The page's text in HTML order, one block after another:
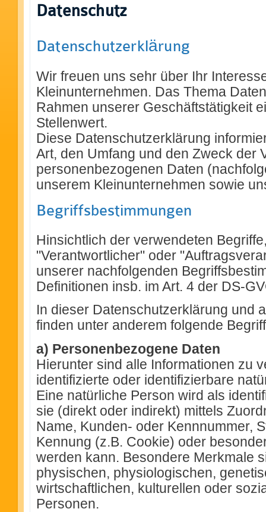
Datenschutz
Datenschutzerklärung
Wir freuen uns sehr über Ihr
Kleinunternehmen. Das Thema
Rahmen unserer Geschäftstätigkeit
Stellenwert.
Diese Datenschutzerklärung
Art, den Umfang und den Zweck der
personenbezogenen Daten
unserem Kleinunternehmen sowie
Begriffsbestimmungen
Hinsichtlich der verwendeten
"Verantwortlicher" oder
unserer nachfolgenden
Definitionen insb. im Art. 4 der DS-
In dieser Datenschutzerklärung und
finden unter anderem folgende
a) Personenbezogene Daten
Hierunter sind alle Informationen zu
identifizierte oder identifizierbare
Eine natürliche Person wird als
sie (direkt oder indirekt) mittels
Name, Kunden- oder Kennnummer,
Kennung (z.B. Cookie) oder
werden kann. Besondere Merkmale
physischen, physiologischen,
wirtschaftlichen, kulturellen oder
Personen.